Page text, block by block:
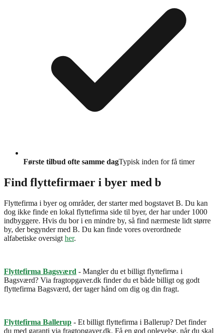
Første tilbud ofte samme dagTypisk inden for få timer
Find flyttefirmaer i byer med b
Flyttefirma i byer og områder, der starter med bogstavet B. Du kan
dog ikke finde en lokal flyttefirma side til byer, der har under 1000
indbyggere. Hvis du bor i en mindre by, så find nærmeste lidt større
by, der begynder med B. Du kan finde vores overordnede
alfabetiske oversigt her.
Flyttefirma Bagsværd - Mangler du et billigt flyttefirma i
Bagsværd? Via fragtopgaver.dk finder du et både billigt og godt
flyttefirma Bagsværd, der tager hånd om dig og din fragt.
Flyttefirma Ballerup - Et billigt flyttefirma i Ballerup? Det finder
du med garanti via fragtopgaver.dk. Få en god oplevelse, når du skal